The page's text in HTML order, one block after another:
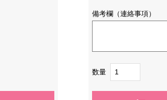
備考欄（連絡事項）
数量